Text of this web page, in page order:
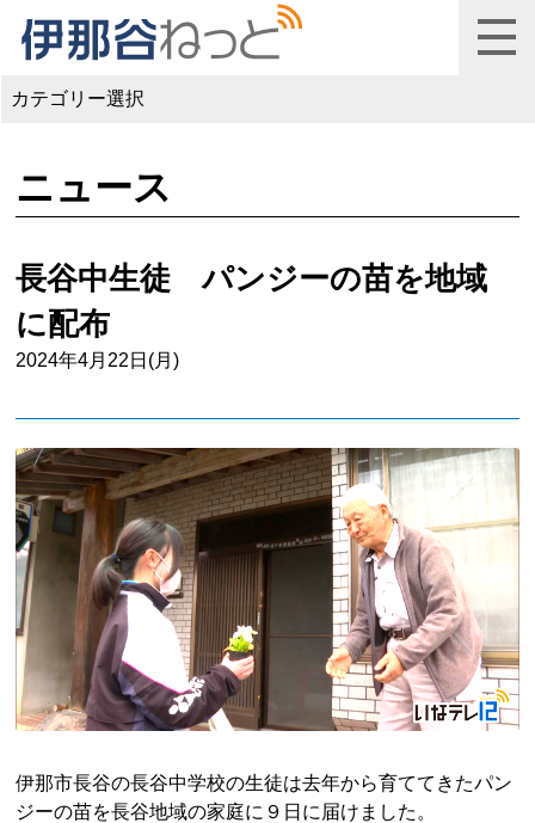
カテゴリー選択
ニュース
長谷中生徒 パンジーの苗を地域
に配布
2024年4月22日(月)
伊那市長谷の長谷中学校の生徒は去年から育ててきたパン
ジーの苗を長谷地域の家庭に９日に届けました。